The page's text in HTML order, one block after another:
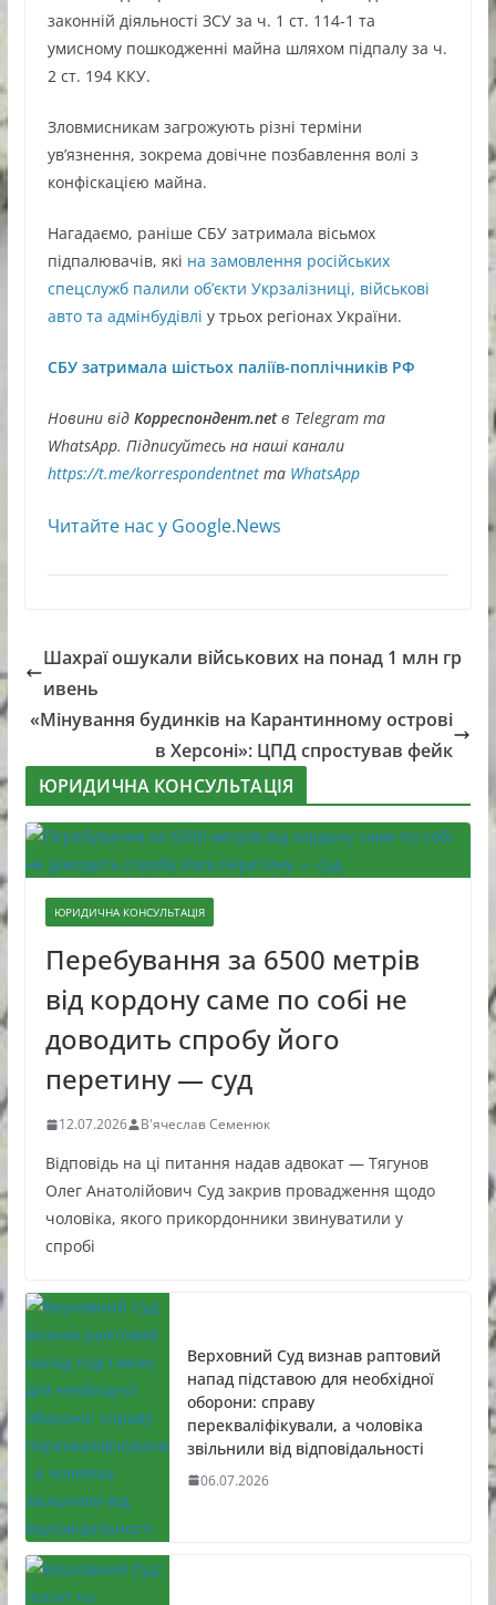
законній діяльності ЗСУ за ч. 1 ст. 114-1 та
умисному пошкодженні майна шляхом підпалу за ч.
2 ст. 194 ККУ.
Зловмисникам загрожують різні терміни
ув’язнення, зокрема довічне позбавлення волі з
конфіскацією майна.
Нагадаємо, раніше СБУ затримала вісьмох
підпалювачів, які на замовлення російських
спецслужб палили об’єкти Укрзалізниці, військові
авто та адмінбудівлі у трьох регіонах України.
СБУ затримала шістьох паліїв-поплічників РФ
Новини відКорреспондент.netв Telegram та
WhatsApp. Підписуйтесь на наші канали
https://t.me/korrespondentnetта WhatsApp
Читайте нас у Google.News
Шахраї ошукали військових на понад 1 млн гр
ивень
«Мінування будинків на Карантинному острові
в Херсоні»: ЦПД спростував фейк
ЮРИДИЧНА КОНСУЛЬТАЦІЯ
ЮРИДИЧНА КОНСУЛЬТАЦІЯ
Перебування за 6500 метрів
від кордону саме по собі не
доводить спробу його
перетину — суд
12.07.2026 В'ячеслав Семенюк
Відповідь на ці питання надав адвокат — Тягунов
Олег Анатолійович Суд закрив провадження щодо
чоловіка, якого прикордонники звинуватили у
спробі
Верховний Суд визнав раптовий
напад підставою для необхідної
оборони: справу
перекваліфікували, а чоловіка
звільнили від відповідальності
06.07.2026